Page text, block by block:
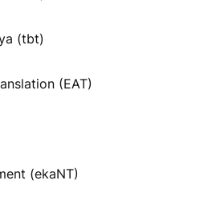
(tbt)
(EAT)
(ekaNT)